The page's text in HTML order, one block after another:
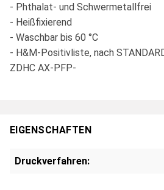
- Phthalat- und Schwermetallfrei
- Heißfixierend
- Waschbar bis 60 °C
- H&M-Positivliste, nach
ZDHC AX-PFP-
EIGENSCHAFTEN
Druckverfahren: